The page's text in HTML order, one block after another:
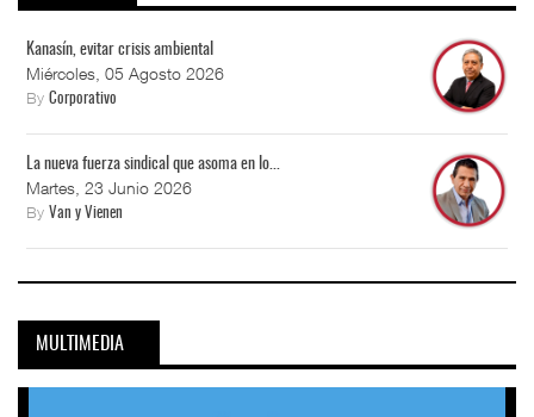
Kanasín, evitar crisis ambiental
Miércoles, 05 Agosto 2026
By Corporativo
La nueva fuerza sindical que asoma en lo...
Martes, 23 Junio 2026
By Van y Vienen
MULTIMEDIA